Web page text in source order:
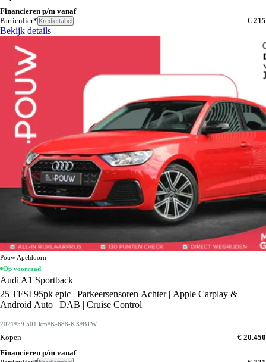
Financieren p/m vanaf
Particulier* Krediettabel € 215
Bekijk details
Pouw Apeldoorn
Op voorraad
Audi A1 Sportback
25 TFSI 95pk epic | Parkeersensoren Achter | Apple Carplay &
Android Auto | DAB | Cruise Control
2021 59.501 km K-688-KX BTW
Kopen
€ 20.450
Financieren p/m vanaf